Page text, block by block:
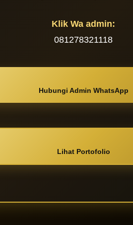
Klik Wa admin:
081278321118
Hubungi Admin WhatsApp
Lihat Portofolio